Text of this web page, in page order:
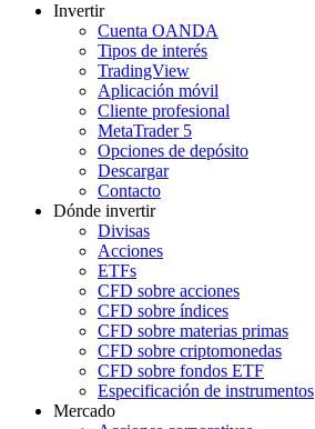
Invertir
Cuenta OANDA
Tipos de interés
TradingView
Aplicación móvil
Cliente profesional
MetaTrader 5
Opciones de depósito
Descargar
Contacto
Dónde invertir
Divisas
Acciones
ETFs
CFD sobre acciones
CFD sobre índices
CFD sobre materias primas
CFD sobre criptomonedas
CFD sobre fondos ETF
Especificación de instrumentos
Mercado